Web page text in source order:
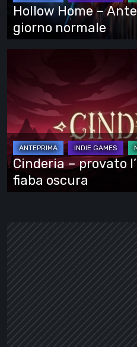
normale
Hollow Home –
giorno normale
provato
l’Early
Access:
una
fiaba
oscura
Cinderia – provato
fiaba oscura